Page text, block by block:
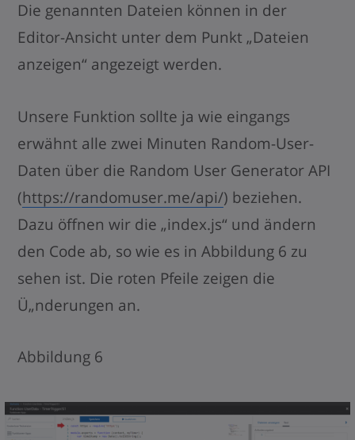
Die genannten Dateien können in der
Editor-Ansicht unter dem Punkt „Dateien
anzeigen“ angezeigt werden.
Unsere Funktion sollte ja wie eingangs
erwähnt alle zwei Minuten Random-User-
Daten über die Random User Generator API
(https://randomuser.me/api/) beziehen.
Dazu öffnen wir die „index.js“ und ändern
den Code ab, so wie es in Abbildung 6 zu
sehen ist. Die roten Pfeile zeigen die
Ü„nderungen an.
Abbildung 6